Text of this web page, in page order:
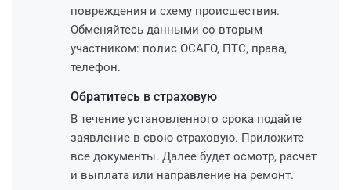
повреждения и схему происшествия.
Обменяйтесь данными со вторым
участником: полис ОСАГО, ПТС, права,
телефон.
Обратитесь в страховую
В течение установленного срока подайте
заявление в свою страховую. Приложите
все документы. Далее будет осмотр, расчет
и выплата или направление на ремонт.